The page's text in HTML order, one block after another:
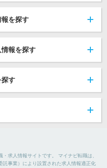
を探す
報を探す
探す
・求人情報サイトです。 マイナビ転職は、
託事業）により設置された求人情報適正化